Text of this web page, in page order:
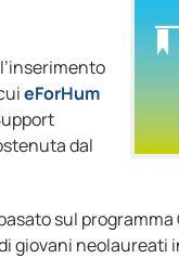
eForHum
dal
sul
giovani neolaureati